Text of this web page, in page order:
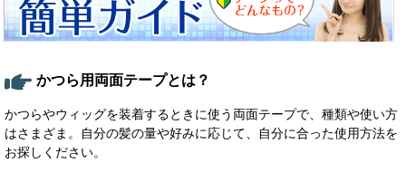
かつら用両面テープとは？
かつらやウィッグを装着するときに使う両面テープで、種類や使い方
はさまざま。自分の髪の量や好みに応じて、自分に合った使用方法を
お探しください。